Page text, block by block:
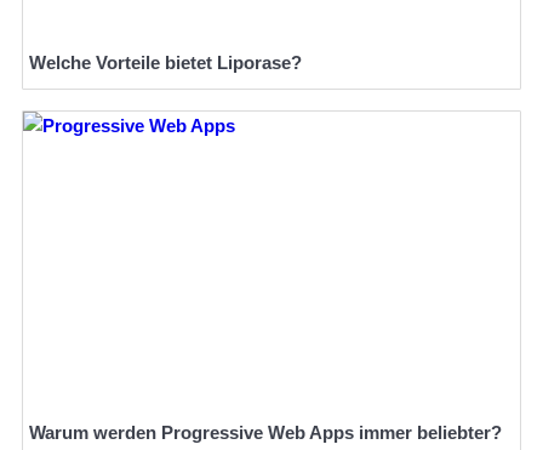
Welche Vorteile bietet Liporase?
Warum werden Progressive Web Apps immer beliebter?